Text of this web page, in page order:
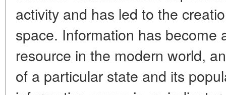
activity and has led to the
space. Information has become
resource in the modern world,
of a particular state and its